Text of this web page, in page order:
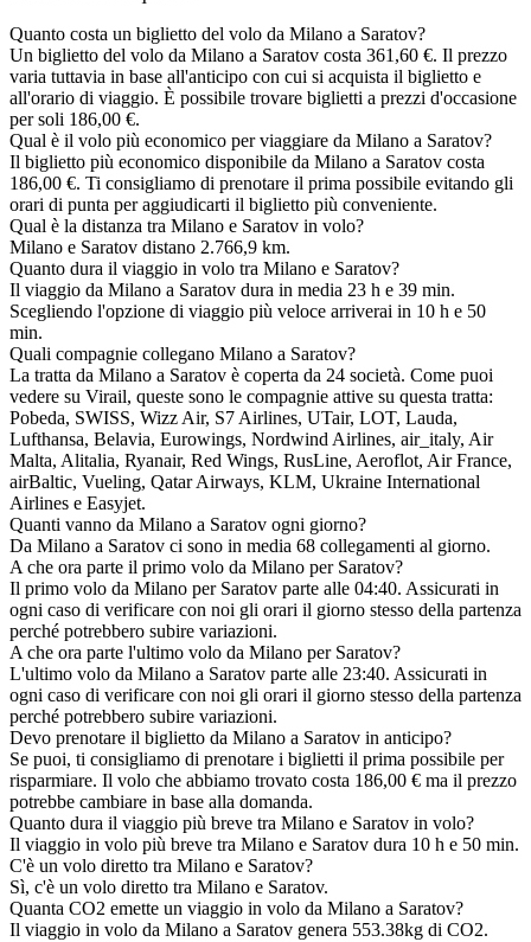
Quanto costa un biglietto del volo da Milano a Saratov?
Un biglietto del volo da Milano a Saratov costa 361,60 €. Il prezzo
varia tuttavia in base all'anticipo con cui si acquista il biglietto e
all'orario di viaggio. È possibile trovare biglietti a prezzi d'occasione
per soli 186,00 €.
Qual è il volo più economico per viaggiare da Milano a Saratov?
Il biglietto più economico disponibile da Milano a Saratov costa
186,00 €. Ti consigliamo di prenotare il prima possibile evitando gli
orari di punta per aggiudicarti il biglietto più conveniente.
Qual è la distanza tra Milano e Saratov in volo?
Milano e Saratov distano 2.766,9 km.
Quanto dura il viaggio in volo tra Milano e Saratov?
Il viaggio da Milano a Saratov dura in media 23 h e 39 min.
Scegliendo l'opzione di viaggio più veloce arriverai in 10 h e 50
min.
Quali compagnie collegano Milano a Saratov?
La tratta da Milano a Saratov è coperta da 24 società. Come puoi
vedere su Virail, queste sono le compagnie attive su questa tratta:
Pobeda, SWISS, Wizz Air, S7 Airlines, UTair, LOT, Lauda,
Lufthansa, Belavia, Eurowings, Nordwind Airlines, air_italy, Air
Malta, Alitalia, Ryanair, Red Wings, RusLine, Aeroflot, Air France,
airBaltic, Vueling, Qatar Airways, KLM, Ukraine International
Airlines e Easyjet.
Quanti vanno da Milano a Saratov ogni giorno?
Da Milano a Saratov ci sono in media 68 collegamenti al giorno.
A che ora parte il primo volo da Milano per Saratov?
Il primo volo da Milano per Saratov parte alle 04:40. Assicurati in
ogni caso di verificare con noi gli orari il giorno stesso della partenza
perché potrebbero subire variazioni.
A che ora parte l'ultimo volo da Milano per Saratov?
L'ultimo volo da Milano a Saratov parte alle 23:40. Assicurati in
ogni caso di verificare con noi gli orari il giorno stesso della partenza
perché potrebbero subire variazioni.
Devo prenotare il biglietto da Milano a Saratov in anticipo?
Se puoi, ti consigliamo di prenotare i biglietti il prima possibile per
risparmiare. Il volo che abbiamo trovato costa 186,00 € ma il prezzo
potrebbe cambiare in base alla domanda.
Quanto dura il viaggio più breve tra Milano e Saratov in volo?
Il viaggio in volo più breve tra Milano e Saratov dura 10 h e 50 min.
C'è un volo diretto tra Milano e Saratov?
Sì, c'è un volo diretto tra Milano e Saratov.
Quanta CO2 emette un viaggio in volo da Milano a Saratov?
Il viaggio in volo da Milano a Saratov genera 553.38kg di CO2.